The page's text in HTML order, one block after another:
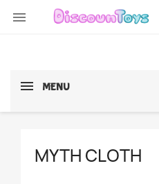

MENU
MYTH CLOTH